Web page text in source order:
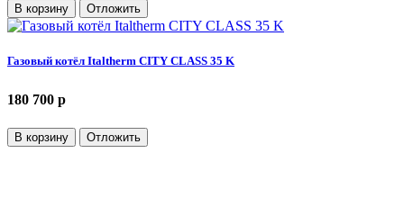
В корзину Отложить
Газовый котёл Italtherm CITY CLASS 35 K
180 700 p
В корзину Отложить